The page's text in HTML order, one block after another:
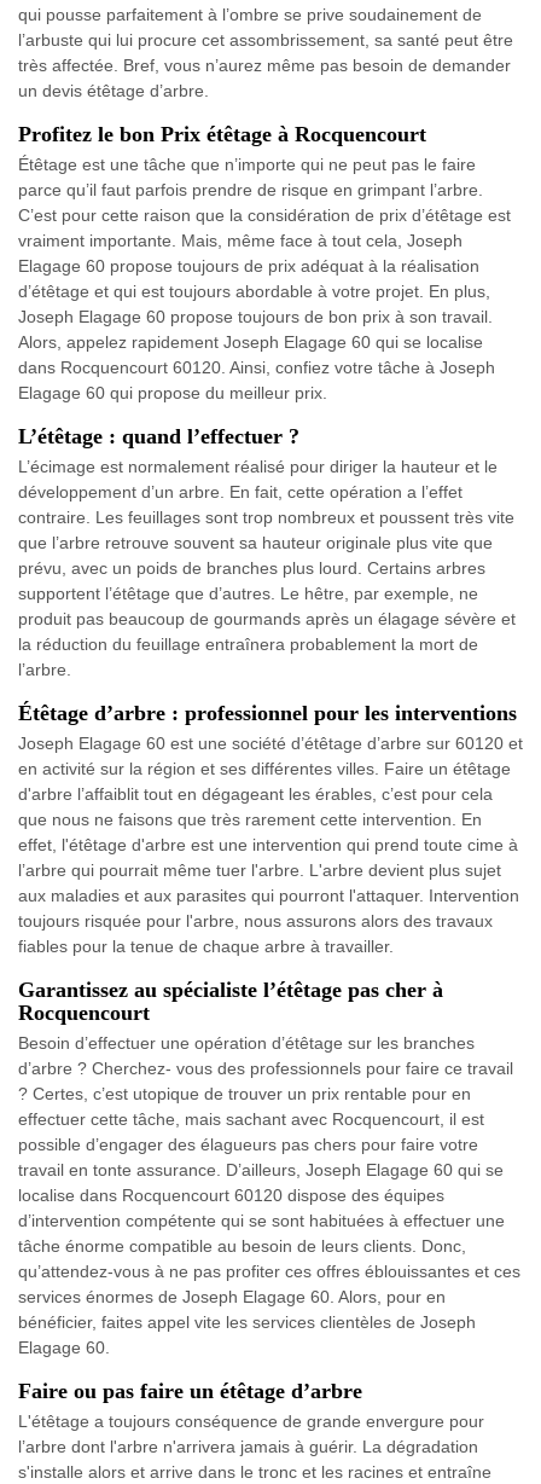
qui pousse parfaitement à l’ombre se prive soudainement de
l’arbuste qui lui procure cet assombrissement, sa santé peut être
très affectée. Bref, vous n’aurez même pas besoin de demander
un devis étêtage d’arbre.
Profitez le bon Prix étêtage à Rocquencourt
Étêtage est une tâche que n’importe qui ne peut pas le faire
parce qu’il faut parfois prendre de risque en grimpant l’arbre.
C’est pour cette raison que la considération de prix d’étêtage est
vraiment importante. Mais, même face à tout cela, Joseph
Elagage 60 propose toujours de prix adéquat à la réalisation
d’étêtage et qui est toujours abordable à votre projet. En plus,
Joseph Elagage 60 propose toujours de bon prix à son travail.
Alors, appelez rapidement Joseph Elagage 60 qui se localise
dans Rocquencourt 60120. Ainsi, confiez votre tâche à Joseph
Elagage 60 qui propose du meilleur prix.
L’étêtage : quand l’effectuer ?
L’écimage est normalement réalisé pour diriger la hauteur et le
développement d’un arbre. En fait, cette opération a l’effet
contraire. Les feuillages sont trop nombreux et poussent très vite
que l’arbre retrouve souvent sa hauteur originale plus vite que
prévu, avec un poids de branches plus lourd. Certains arbres
supportent l’étêtage que d’autres. Le hêtre, par exemple, ne
produit pas beaucoup de gourmands après un élagage sévère et
la réduction du feuillage entraînera probablement la mort de
l’arbre.
Étêtage d’arbre : professionnel pour les interventions
Joseph Elagage 60 est une société d’étêtage d’arbre sur 60120 et
en activité sur la région et ses différentes villes. Faire un étêtage
d'arbre l’affaiblit tout en dégageant les érables, c’est pour cela
que nous ne faisons que très rarement cette intervention. En
effet, l'étêtage d'arbre est une intervention qui prend toute cime à
l’arbre qui pourrait même tuer l'arbre. L'arbre devient plus sujet
aux maladies et aux parasites qui pourront l'attaquer. Intervention
toujours risquée pour l'arbre, nous assurons alors des travaux
fiables pour la tenue de chaque arbre à travailler.
Garantissez au spécialiste l’étêtage pas cher à
Rocquencourt
Besoin d’effectuer une opération d’étêtage sur les branches
d’arbre ? Cherchez- vous des professionnels pour faire ce travail
? Certes, c’est utopique de trouver un prix rentable pour en
effectuer cette tâche, mais sachant avec Rocquencourt, il est
possible d’engager des élagueurs pas chers pour faire votre
travail en tonte assurance. D’ailleurs, Joseph Elagage 60 qui se
localise dans Rocquencourt 60120 dispose des équipes
d’intervention compétente qui se sont habituées à effectuer une
tâche énorme compatible au besoin de leurs clients. Donc,
qu’attendez-vous à ne pas profiter ces offres éblouissantes et ces
services énormes de Joseph Elagage 60. Alors, pour en
bénéficier, faites appel vite les services clientèles de Joseph
Elagage 60.
Faire ou pas faire un étêtage d’arbre
L'étêtage a toujours conséquence de grande envergure pour
l’arbre dont l'arbre n'arrivera jamais à guérir. La dégradation
s'installe alors et arrive dans le tronc et les racines et entraîne